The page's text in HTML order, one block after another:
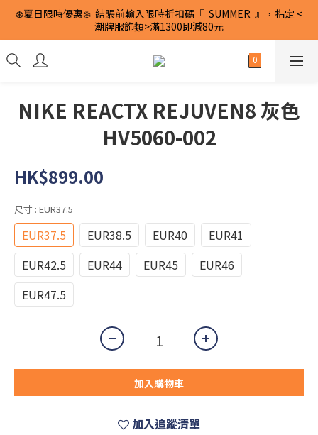
❄️夏日限時優惠❄️  結賬前輸入限時折扣碼『  SUMMER  』，指定 <
潮牌服飾類>滿1300即減80元
NIKE REACTX REJUVEN8 灰色
HV5060-002
HK$899.00
尺寸 : EUR37.5
EUR37.5 EUR38.5 EUR40
EUR41
EUR42.5
EUR44 EUR45
EUR46
EUR47.5
加入購物車
加入追蹤清單